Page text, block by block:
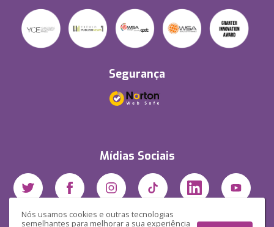
Nós usamos cookies e outras tecnologias
semelhantes para melhorar a sua experiência
Segurança
Mídias Sociais